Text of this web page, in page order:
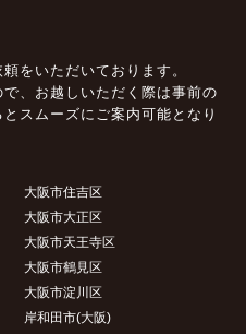
をいただいております。
、お越しいただく際は事前の
スムーズにご案内可能となり
大阪市住吉区
大阪市大正区
大阪市天王寺区
大阪市鶴見区
大阪市淀川区
岸和田市(大阪)